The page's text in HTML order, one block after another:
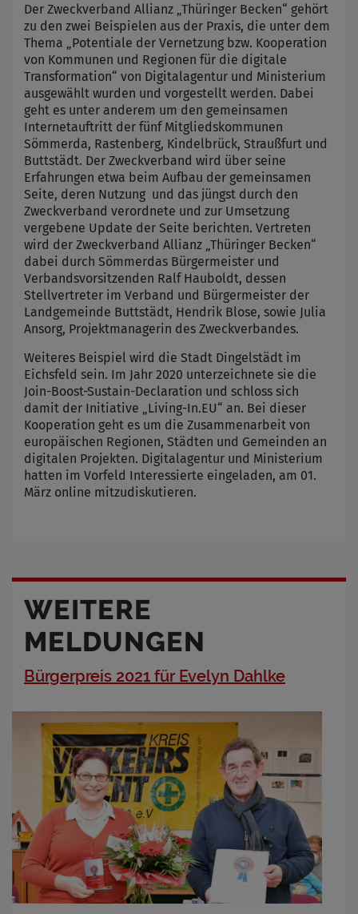
Der Zweckverband Allianz „Thüringer Becken“ gehört
zu den zwei Beispielen aus der Praxis, die unter dem
Thema „Potentiale der Vernetzung bzw. Kooperation
von Kommunen und Regionen für die digitale
Transformation“ von Digitalagentur und Ministerium
ausgewählt wurden und vorgestellt werden. Dabei
geht es unter anderem um den gemeinsamen
Internetauftritt der fünf Mitgliedskommunen
Sömmerda, Rastenberg, Kindelbrück, Straußfurt und
Buttstädt. Der Zweckverband wird über seine
Erfahrungen etwa beim Aufbau der gemeinsamen
Seite, deren Nutzung und das jüngst durch den
Zweckverband verordnete und zur Umsetzung
vergebene Update der Seite berichten. Vertreten
wird der Zweckverband Allianz „Thüringer Becken“
dabei durch Sömmerdas Bürgermeister und
Verbandsvorsitzenden Ralf Hauboldt, dessen
Stellvertreter im Verband und Bürgermeister der
Landgemeinde Buttstädt, Hendrik Blose, sowie Julia
Ansorg, Projektmanagerin des Zweckverbandes.
Weiteres Beispiel wird die Stadt Dingelstädt im
Eichsfeld sein. Im Jahr 2020 unterzeichnete sie die
Join-Boost-Sustain-Declaration und schloss sich
damit der Initiative „Living-In.EU“ an. Bei dieser
Kooperation geht es um die Zusammenarbeit von
europäischen Regionen, Städten und Gemeinden an
digitalen Projekten. Digitalagentur und Ministerium
hatten im Vorfeld Interessierte eingeladen, am 01.
März online mitzudiskutieren.
WEITERE
MELDUNGEN
Bürgerpreis 2021 für Evelyn Dahlke